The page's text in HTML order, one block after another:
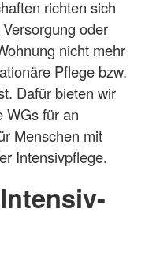
richten sich
oder
nicht mehr
Pflege bzw.
Dafür bieten wir
WGs für an
Menschen mit
Intensivpflege.